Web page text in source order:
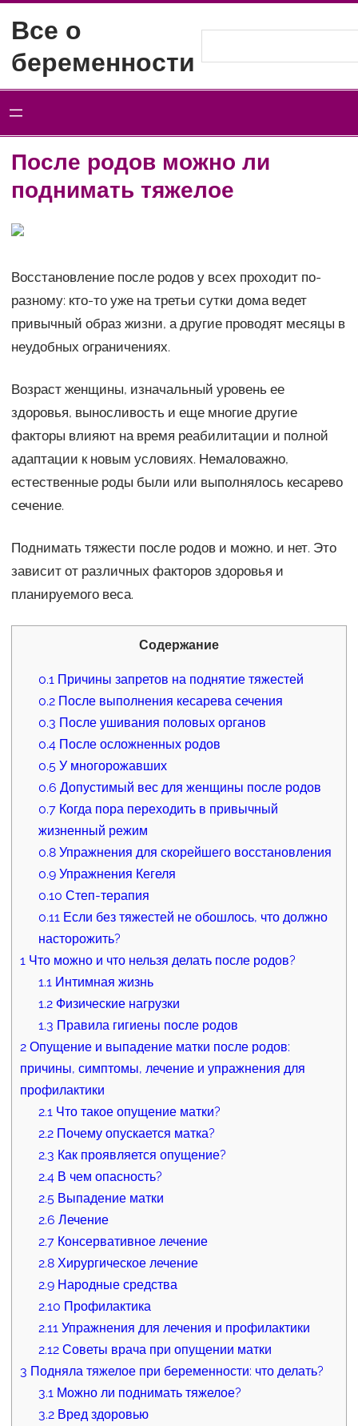
содержимому
Все о
беременности
После родов можно ли
поднимать тяжелое
Восстановление после родов у всех проходит по-
разному: кто-то уже на третьи сутки дома ведет
привычный образ жизни, а другие проводят месяцы в
неудобных ограничениях.
Возраст женщины, изначальный уровень ее
здоровья, выносливость и еще многие другие
факторы влияют на время реабилитации и полной
адаптации к новым условиях. Немаловажно,
естественные роды были или выполнялось кесарево
сечение.
Поднимать тяжести после родов и можно, и нет. Это
зависит от различных факторов здоровья и
планируемого веса.
Содержание
0.1 Причины запретов на поднятие тяжестей
0.2 После выполнения кесарева сечения
0.3 После ушивания половых органов
0.4 После осложненных родов
0.5 У многорожавших
0.6 Допустимый вес для женщины после родов
0.7 Когда пора переходить в привычный
жизненный режим
0.8 Упражнения для скорейшего восстановления
0.9 Упражнения Кегеля
0.10 Степ-терапия
0.11 Если без тяжестей не обошлось, что должно
насторожить?
1 Что можно и что нельзя делать после родов?
1.1 Интимная жизнь
1.2 Физические нагрузки
1.3 Правила гигиены после родов
2Опущение и выпадение матки после родов:
причины, симптомы, лечение и упражнения для
профилактики
2.1 Что такое опущение матки?
2.2 Почему опускается матка?
2.3 Как проявляется опущение?
2.4 В чем опасность?
2.5 Выпадение матки
2.6 Лечение
2.7 Консервативное лечение
2.8 Хирургическое лечение
2.9 Народные средства
2.10 Профилактика
2.11 Упражнения для лечения и профилактики
2.12 Советы врача при опущении матки
3 Подняла тяжелое при беременности: что делать?
3.1 Можно ли поднимать тяжелое?
3.2 Вред здоровью